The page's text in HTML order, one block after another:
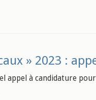
» 2023 :
appel à candidature